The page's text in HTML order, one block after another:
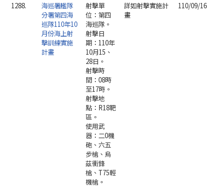
1288.
海巡署艦隊
分署第四海
巡隊110年10
月份海上射
擊訓練實施
計畫
射擊單
位：第四
海巡隊。
射擊日
期：110年
10月15、
28日。
射擊時
間：08時
至17時。
射擊地
點：R18靶
區。
使用武
器：二0機
砲、六五
步槍、烏
茲衝鋒
槍、T75輕
機槍。
詳如射擊實施計
畫
110/09/16